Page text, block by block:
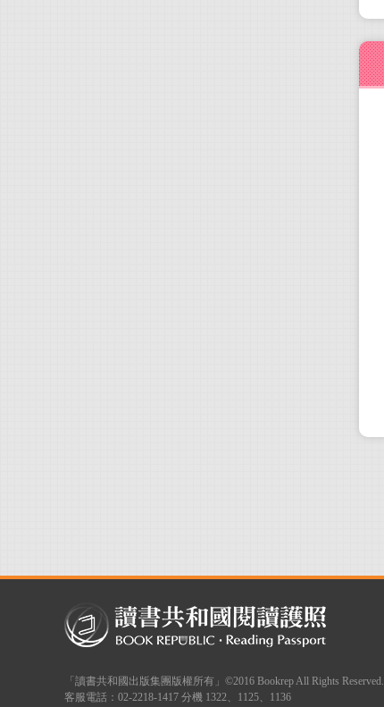
「讀書共和國出版集團版權所有」©2016 Bookrep All Rights Reserved.
客服電話：02-2218-1417 分機 1322、1125、1136